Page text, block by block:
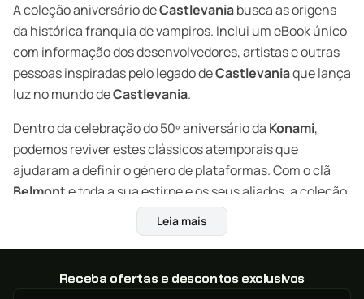
A coleção aniversário deCastlevaniabusca as origens
da histórica franquia de vampiros. Inclui um eBook único
com informação dos desenvolvedores, artistas e outras
pessoas inspiradas pelo legado deCastlevaniaque lança
luz no mundo deCastlevania.
Dentro da celebração do 50º aniversário da Konami,
podemos reviver estes clássicos atemporais que
ajudaram a definir o género de plataformas. Com o clã
Belmonte toda a sua estirpe e os seus aliados, a coleção
Castlevaniaé o primeiro passo para
conhecer o mundo deCastlevaniae da luta contra
Drácula!
Castlevania
Leia mais
Receba ofertas e descontos exclusivos